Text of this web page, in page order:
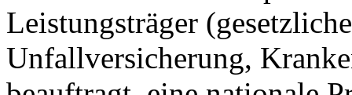
Leistungsträger
Unfallversicherung,